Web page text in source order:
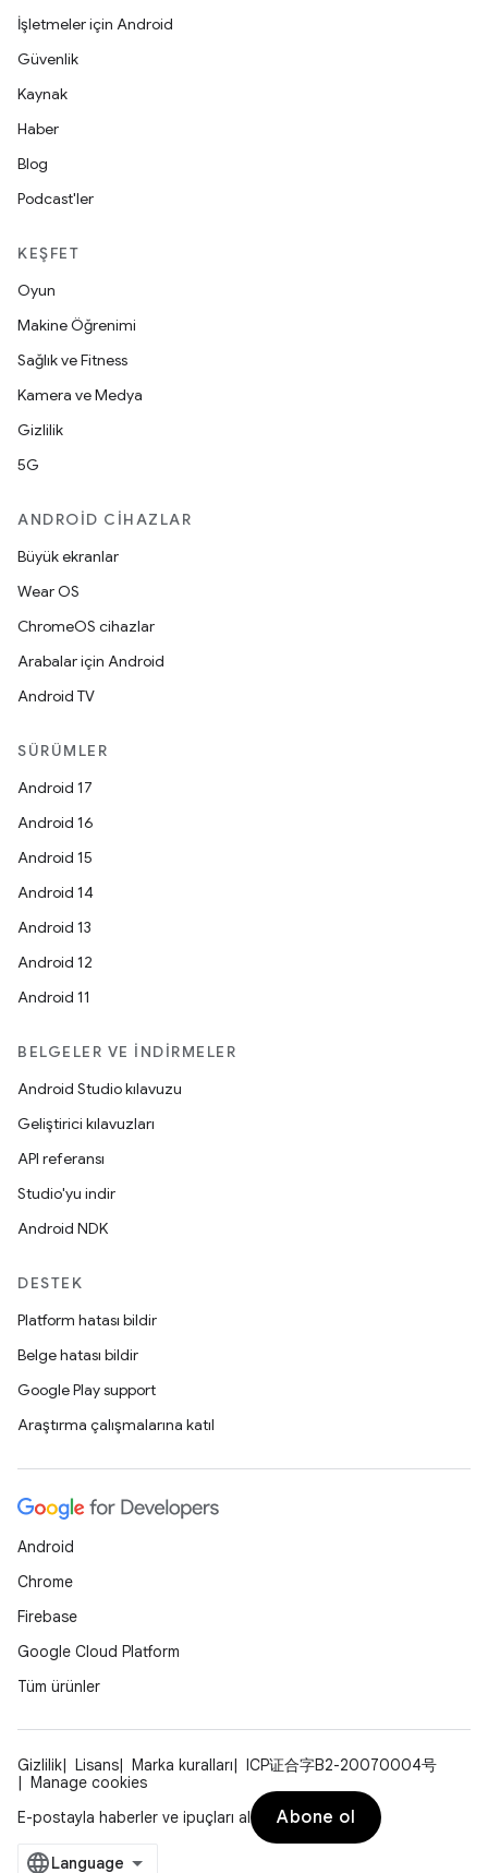
İşletmeler için Android
Güvenlik
Kaynak
Haber
Blog
Podcast'ler
KEŞFET
Oyun
Makine Öğrenimi
Sağlık ve Fitness
Kamera ve Medya
Gizlilik
5G
ANDROID CIHAZLAR
Büyük ekranlar
Wear OS
ChromeOS cihazlar
Arabalar için Android
Android TV
SÜRÜMLER
Android 17
Android 16
Android 15
Android 14
Android 13
Android 12
Android 11
BELGELER VE İNDIRMELER
Android Studio kılavuzu
Geliştirici kılavuzları
API referansı
Studio'yu indir
Android NDK
DESTEK
Platform hatası bildir
Belge hatası bildir
Google Play support
Araştırma çalışmalarına katıl
Android
Chrome
Firebase
Google Cloud Platform
Tüm ürünler
Gizlilik Lisans Marka kuralları
ICP证合字B2-20070004号
Manage cookies
E-postayla haberler ve ipuçları al
Abone ol